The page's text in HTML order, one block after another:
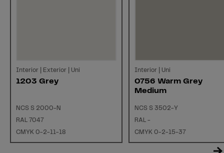
Interior | Exterior | Uni
1203 Grey
NCS S 2000-N
RAL 7047
CMYK 0-2-11-18
Interior | Uni
0756 Warm Grey
Medium
NCS S 3502-Y
RAL -
CMYK 0-2-15-37